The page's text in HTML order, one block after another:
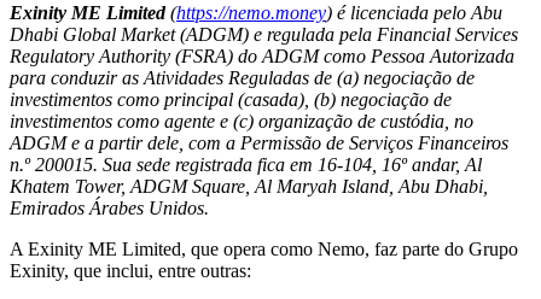
Exinity ME Limited(https://nemo.money) é licenciada pelo Abu
Dhabi Global Market (ADGM) e regulada pela Financial Services
Regulatory Authority (FSRA) do ADGM como Pessoa Autorizada
para conduzir as Atividades Reguladas de (a) negociação de
investimentos como principal (casada), (b) negociação de
investimentos como agente e (c) organização de custódia, no
ADGM e a partir dele, com a Permissão de Serviços Financeiros
n.º 200015. Sua sede registrada fica em 16-104, 16º andar, Al
Khatem Tower, ADGM Square, Al Maryah Island, Abu Dhabi,
Emirados Árabes Unidos.
A Exinity ME Limited, que opera como Nemo, faz parte do Grupo
Exinity, que inclui, entre outras: